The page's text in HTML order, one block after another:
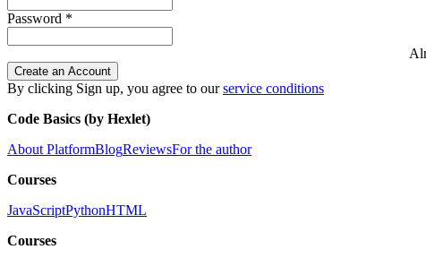
Password *
Create an Account
By clicking Sign up, you agree to ourservice conditions
Code Basics (by Hexlet)
About PlatformBlogReviewsFor the author
Courses
JavaScriptPythonHTML
Courses